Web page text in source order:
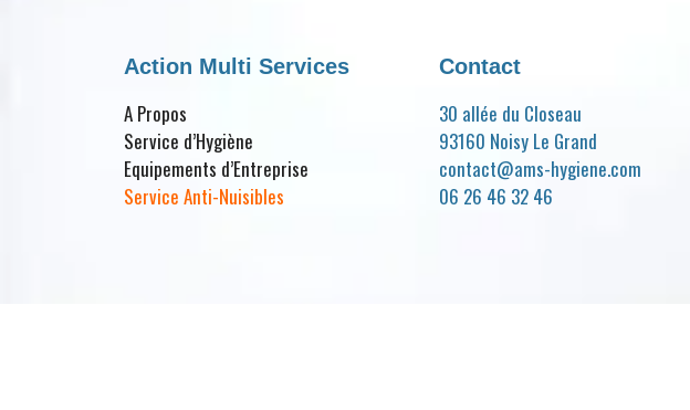
Action Multi Services
A Propos
Service d’Hygiène
Equipements d’Entreprise
Service Anti-Nuisibles
Contact
30 allée du Closeau
93160 Noisy Le Grand
contact@ams-hygiene.com
06 26 46 32 46